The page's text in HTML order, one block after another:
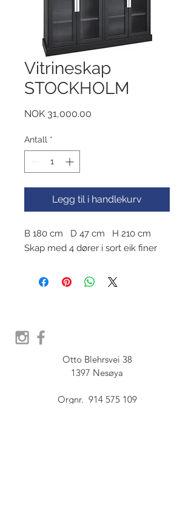
Vitrineskap
STOCKHOLM
NOK 31,000.00
Antall *
Legg til i handlekurv
B 180 cm D 47 cm H 210 cm
Skap med 4 dører i sort eik finer
Otto Blehrsvei 38
1397 Nesøya
Orgnr.  914 575 109